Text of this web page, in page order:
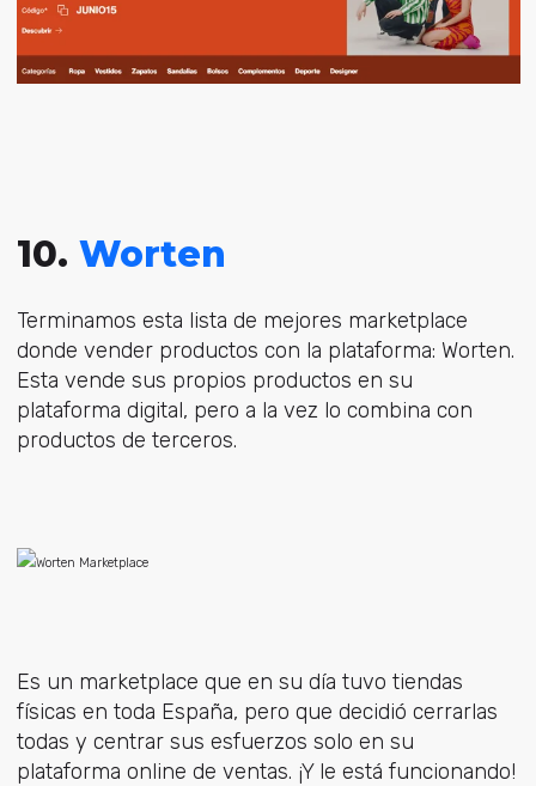
10. Worten
Terminamos esta lista de mejores marketplace
donde vender productos con la plataforma: Worten.
Esta vende sus propios productos en su
plataforma digital, pero a la vez lo combina con
productos de terceros.
Es un marketplace que en su día tuvo tiendas
físicas en toda España, pero que decidió cerrarlas
todas y centrar sus esfuerzos solo en su
plataforma online de ventas. ¡Y le está funcionando!